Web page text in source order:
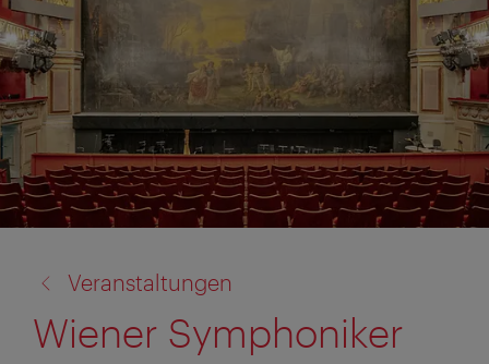
zu:
Veranstaltungen
Wiener Symphoniker